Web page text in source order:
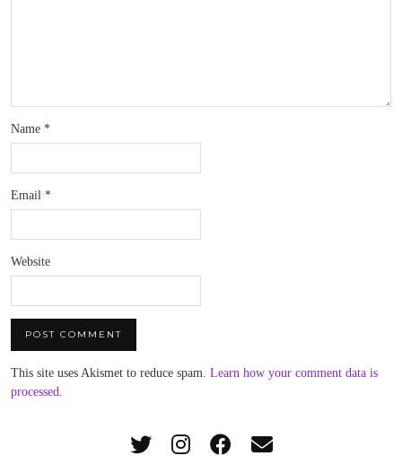
Name *
Email *
Website
This site uses Akismet to reduce spam. Learn how your comment data is
processed.